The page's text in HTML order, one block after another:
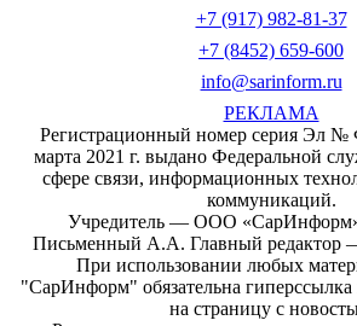
+7 (917) 982-81-37
+7 (8452) 659-600
info@sarinform.ru
РЕКЛАМА
Регистрационный номер серия Эл №
марта 2021 г. выдано Федеральной
сфере связи, информационных
коммуникаций.
Учредитель — ООО
Письменный А.А. Главный
При использовании любых
"СарИнформ" обязательна гиперссылка
на страницу с